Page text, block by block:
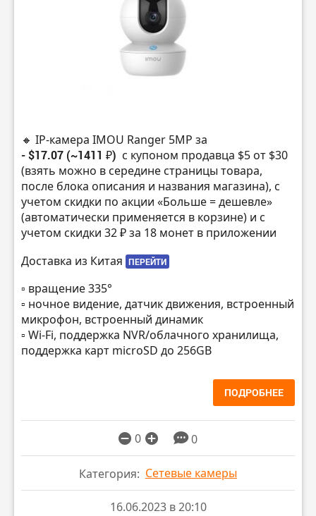
🔸 IP-камера IMOU Ranger 5MP за
- $17.07 (~1411 ₽) с купоном продавца $5 от $30
(взять можно в середине страницы товара,
после блока описания и названия магазина), с
учетом скидки по акции «Больше = дешевле»
(автоматически применяется в корзине) и с
учетом скидки 32 ₽ за 18 монет в приложении
Доставка из Китая ПЕРЕЙТИ
▫️ вращение 335°
▫️ ночное видение, датчик движения, встроенный
микрофон, встроенный динамик
▫️ Wi-Fi, поддержка NVR/облачного хранилища,
поддержка карт microSD до 256GB
ПОДРОБНЕЕ
0 0
Категория: Сетевые камеры
16.06.2023 в 20:10